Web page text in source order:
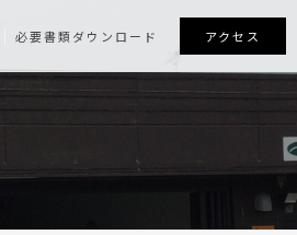
必要書類ダウンロード アクセス